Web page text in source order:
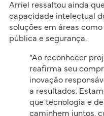
Arriel ressaltou ainda
capacidade intelectual
soluções em áreas
pública e segurança.
“Ao reconhecer
reafirma seu
inovação
a resultados.
que tecnologia e
caminhem juntos,